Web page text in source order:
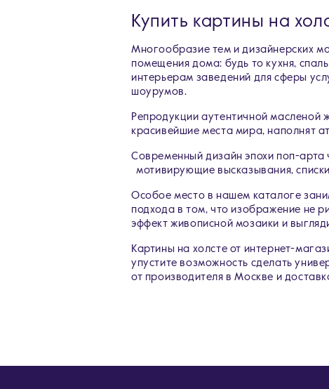
Купить картины на
Многообразие тем и дизайнерских
помещения дома: будь то кухня,
интерьерам заведений для сферы
шоурумов.
Репродукции аутентичной масленой
красивейшие места мира, наполнят
Современный дизайн эпохи поп-арта
мотивирующие высказывания,
Особое место в нашем каталоге
подхода в том, что изображение не
эффект живописной мозаики и
Картины на холсте от интернет-
упустите возможность сделать
от производителя в Москве и